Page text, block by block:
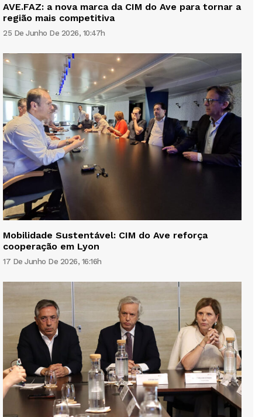
AVE.FAZ: a nova marca da CIM do Ave para tornar a
região mais competitiva
25 De Junho De 2026, 10:47h
Mobilidade Sustentável: CIM do Ave reforça
cooperação em Lyon
17 De Junho De 2026, 16:16h